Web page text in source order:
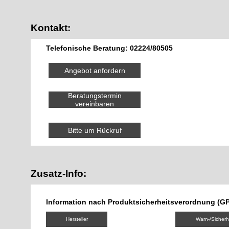
Kontakt:
Telefonische Beratung: 02224/80505
Angebot anfordern
Beratungstermin
vereinbaren
Bitte um Rückruf
Zusatz-Info:
Information nach Produktsicherheitsverordnung
Hersteller Warn-/